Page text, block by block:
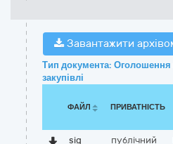
Завантажити
Тип документа:
закупівлі
ФАЙЛ ПРИВАТНІСТЬ
sig публічний